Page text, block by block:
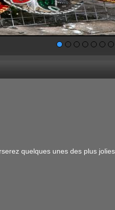
quelques unes des plus jolies